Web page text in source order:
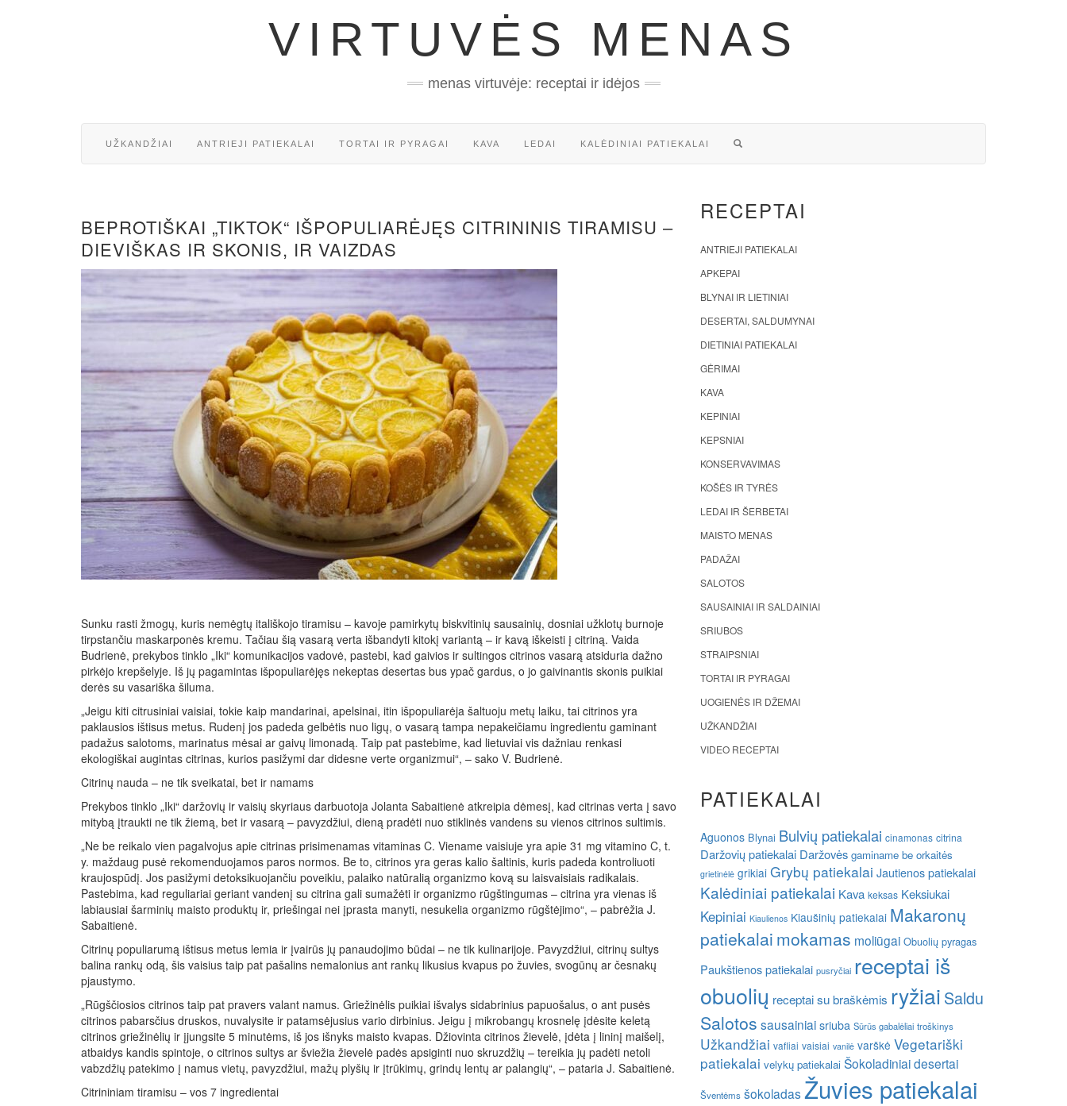
VIRTUVĖS MENAS
menas virtuvėje: receptai ir idėjos
UŽKANDŽIAI ANTRIEJI PATIEKALAI TORTAI IR PYRAGAI KAVA LEDAI KALĖDINIAI PATIEKALAI
BEPROTIŠKAI „TIKTOK“ IŠPOPULIARĖJĘS CITRININIS TIRAMISU –
DIEVIŠKAS IR SKONIS, IR VAIZDAS
Sunku rasti žmogų, kuris nemėgtų itališkojo tiramisu – kavoje pamirkytų biskvitinių sausainių, dosniai užklotų burnoje
tirpstančiu maskarponės kremu. Tačiau šią vasarą verta išbandyti kitokį variantą – ir kavą iškeisti į citriną. Vaida
Budrienė, prekybos tinklo „Iki“ komunikacijos vadovė, pastebi, kad gaivios ir sultingos citrinos vasarą atsiduria dažno
pirkėjo krepšelyje. Iš jų pagamintas išpopuliarėjęs nekeptas desertas bus ypač gardus, o jo gaivinantis skonis puikiai
derės su vasariška šiluma.
„Jeigu kiti citrusiniai vaisiai, tokie kaip mandarinai, apelsinai, itin išpopuliarėja šaltuoju metų laiku, tai citrinos yra
paklausios ištisus metus. Rudenį jos padeda gelbėtis nuo ligų, o vasarą tampa nepakeičiamu ingredientu gaminant
padažus salotoms, marinatus mėsai ar gaivų limonadą. Taip pat pastebime, kad lietuviai vis dažniau renkasi
ekologiškai augintas citrinas, kurios pasižymi dar didesne verte organizmui“, – sako V. Budrienė.
Citrinų nauda – ne tik sveikatai, bet ir namams
Prekybos tinklo „Iki“ daržovių ir vaisių skyriaus darbuotoja Jolanta Sabaitienė atkreipia dėmesį, kad citrinas verta į savo
mitybą įtraukti ne tik žiemą, bet ir vasarą – pavyzdžiui, dieną pradėti nuo stiklinės vandens su vienos citrinos sultimis.
„Ne be reikalo vien pagalvojus apie citrinas prisimenamas vitaminas C. Viename vaisiuje yra apie 31 mg vitamino C, t.
y. maždaug pusė rekomenduojamos paros normos. Be to, citrinos yra geras kalio šaltinis, kuris padeda kontroliuoti
kraujospūdį. Jos pasižymi detoksikuojančiu poveikiu, palaiko natūralią organizmo kovą su laisvaisiais radikalais.
Pastebima, kad reguliariai geriant vandenį su citrina gali sumažėti ir organizmo rūgštingumas – citrina yra vienas iš
labiausiai šarminių maisto produktų ir, priešingai nei įprasta manyti, nesukelia organizmo rūgštėjimo“, – pabrėžia J.
Sabaitienė.
Citrinų populiarumą ištisus metus lemia ir įvairūs jų panaudojimo būdai – ne tik kulinarijoje. Pavyzdžiui, citrinų sultys
balina rankų odą, šis vaisius taip pat pašalins nemalonius ant rankų likusius kvapus po žuvies, svogūnų ar česnakų
pjaustymo.
„Rūgščiosios citrinos taip pat pravers valant namus. Griežinėlis puikiai išvalys sidabrinius papuošalus, o ant pusės
citrinos pabarsčius druskos, nuvalysite ir patamsėjusius vario dirbinius. Jeigu į mikrobangų krosnelę įdėsite keletą
citrinos griežinėlių ir įjungsite 5 minutėms, iš jos išnyks maisto kvapas. Džiovinta citrinos žievelė, įdėta į lininį maišelį,
atbaidys kandis spintoje, o citrinos sultys ar šviežia žievelė padės apsiginti nuo skruzdžių – tereikia jų padėti netoli
vabzdžių patekimo į namus vietų, pavyzdžiui, mažų plyšių ir įtrūkimų, grindų lentų ar palangių“, – pataria J. Sabaitienė.
Citrininiam tiramisu – vos 7 ingredientai
RECEPTAI
ANTRIEJI PATIEKALAI
APKEPAI
BLYNAI IR LIETINIAI
DESERTAI, SALDUMYNAI
DIETINIAI PATIEKALAI
GĖRIMAI
KAVA
KEPINIAI
KEPSNIAI
KONSERVAVIMAS
KOŠĖS IR TYRĖS
LEDAI IR ŠERBETAI
MAISTO MENAS
PADAŽAI
SALOTOS
SAUSAINIAI IR SALDAINIAI
SRIUBOS
STRAIPSNIAI
TORTAI IR PYRAGAI
UOGIENĖS IR DŽEMAI
UŽKANDŽIAI
VIDEO RECEPTAI
PATIEKALAI
Aguonos Blynai Bulvių patiekalai cinamonas citrina
Daržovių patiekalai Daržovės gaminame be orkaitės
grietinėlė grikiai Grybų patiekalai Jautienos patiekalai
Kalėdiniai patiekalai Kava keksas Keksiukai
Kepiniai Kiaulienos Kiaušinių patiekalai Makaronų
patiekalai mokamas moliūgai Obuolių pyragas
Paukštienos patiekalai pusryčiai receptai iš
obuolių receptai su braškėmis ryžiai Saldu
Salotos sausainiai sriuba Sūrūs gabalėliai troškinys
Užkandžiai vafliai vaisiai vanilė varškė Vegetariški
patiekalai velykų patiekalai Šokoladiniai desertai
Šventėms šokoladasŽuvies patiekalai